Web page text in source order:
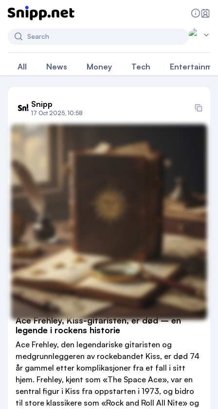
Search
All News Money Tech
Snipp
17 Oct 2025, 10:58
Ace Frehley, Kiss-gitaristen, er død – en
legende i rockens historie
Ace Frehley, den legendariske gitaristen og
medgrunnleggeren av rockebandet Kiss, er død 74
år gammel etter komplikasjoner fra et fall i sitt
hjem. Frehley, kjent som «The Space Ace», var en
sentral figur i Kiss fra oppstarten i 1973, og bidro
til store klassikere som «Rock and Roll All Nite» og